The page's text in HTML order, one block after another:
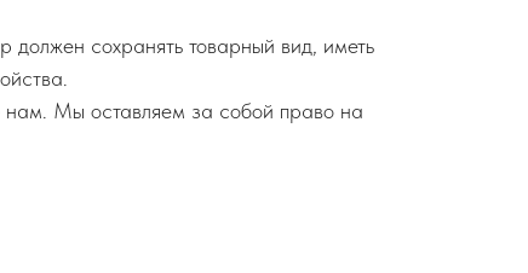
должен сохранять товарный вид, иметь
нам. Мы оставляем за собой право на